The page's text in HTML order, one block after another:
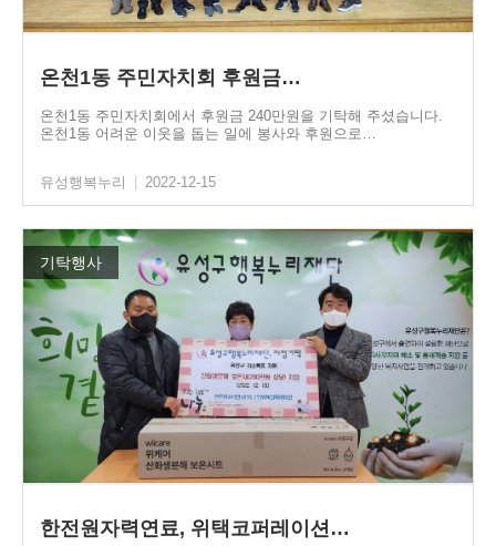
온천1동 주민자치회 후원금…
온천1동 주민자치회에서 후원금 240만원을 기탁해 주셨습니다.
온천1동 어려운 이웃을 돕는 일에 봉사와 후원으로…
유성행복누리 2022-12-15
기탁행사
한전원자력연료, 위택코퍼레이션…